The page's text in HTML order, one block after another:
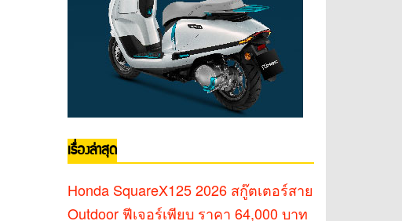
เรื่องล่าสุด
Honda SquareX125 2026 สกู๊ตเตอร์สาย
Outdoor ฟีเจอร์เพียบ ราคา 64,000 บาท